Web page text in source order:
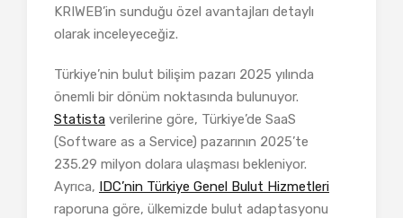
KRIWEB’in sunduğu özel avantajları detaylı
olarak inceleyeceğiz.
Türkiye’nin bulut bilişim pazarı 2025 yılında
önemli bir dönüm noktasında bulunuyor.
Statista verilerine göre, Türkiye’de SaaS
(Software as a Service) pazarının 2025’te
235.29 milyon dolara ulaşması bekleniyor.
Ayrıca, IDC’nin Türkiye Genel Bulut Hizmetleri
raporuna göre, ülkemizde bulut adaptasyonu